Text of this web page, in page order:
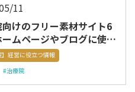
11
けのフリー素材サイト6
ムページやブログに使え
】経営に役立つ情報
#治療院